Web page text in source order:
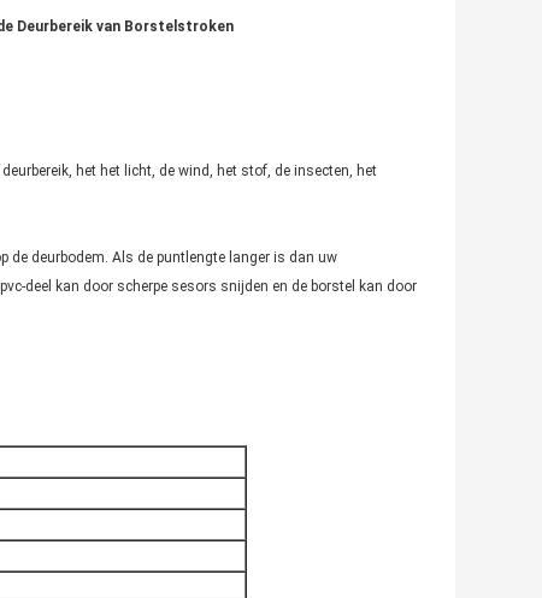
Deurbereik van Borstelstroken
het het licht, de wind, het stof, de insecten, het
de deurbodem. Als de puntlengte langer is dan uw
deel kan door scherpe sesors snijden en de borstel kan door